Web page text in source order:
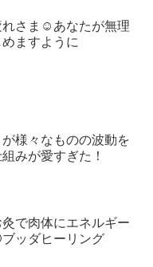
れさま☺︎あなたが無理
ますように
が様々なものの波動を
みが愛すぎた！
で肉体にエネルギー
ッダヒーリング